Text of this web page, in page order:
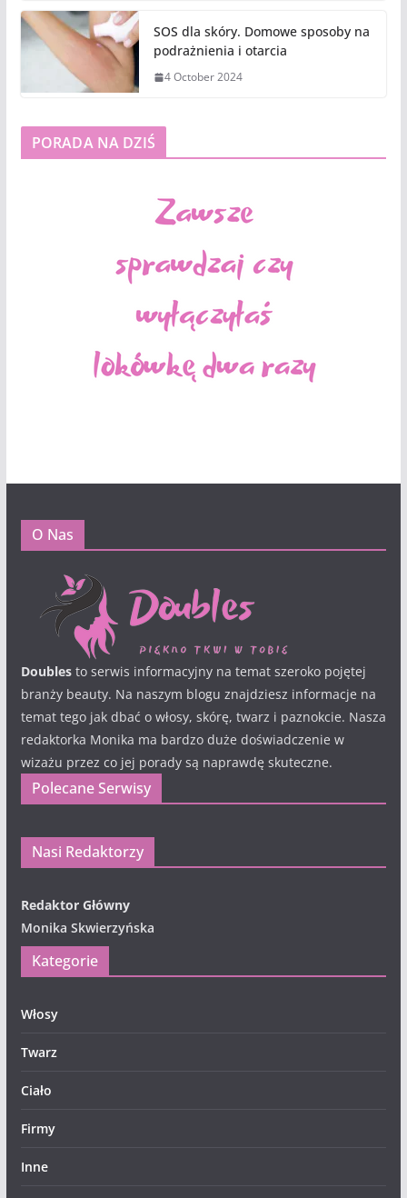
SOS dla skóry. Domowe sposoby na
podrażnienia i otarcia
4 October 2024
PORADA NA DZIŚ
O Nas
Doublesto serwis informacyjny na temat szeroko pojętej
branży beauty. Na naszym blogu znajdziesz informacje na
temat tego jak dbać o włosy, skórę, twarz i paznokcie. Nasza
redaktorka Monika ma bardzo duże doświadczenie w
wizażu przez co jej porady są naprawdę skuteczne.
Polecane Serwisy
Nasi Redaktorzy
Redaktor Główny
Monika Skwierzyńska
Kategorie
Włosy
Twarz
Ciało
Firmy
Inne